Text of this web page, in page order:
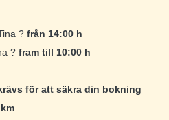
? från 14:00 h
? fram till 10:00 h
för att säkra din bokning